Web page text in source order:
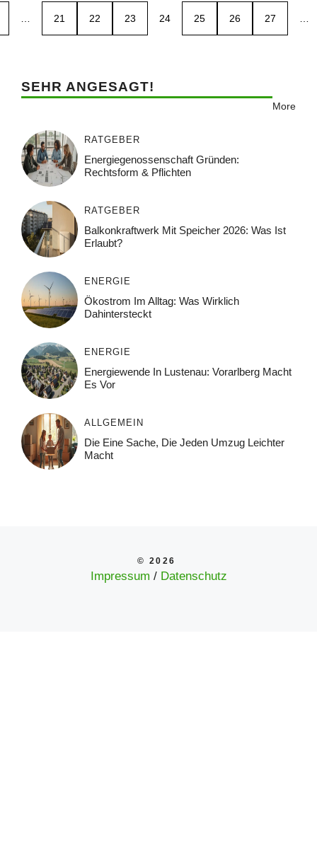
21 22 23 24 25 26 27
SEHR ANGESAGT!
More
RATGEBER
Energiegenossenschaft Gründen:
Rechtsform & Pflichten
RATGEBER
Balkonkraftwerk Mit Speicher 2026: Was Ist
Erlaubt?
ENERGIE
Ökostrom Im Alltag: Was Wirklich
Dahintersteckt
ENERGIE
Energiewende In Lustenau: Vorarlberg Macht
Es Vor
ALLGEMEIN
Die Eine Sache, Die Jeden Umzug Leichter
Macht
© 2026
Impressum / Datenschutz